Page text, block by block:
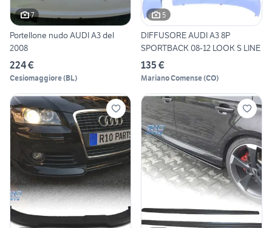
7
Portellone nudo AUDI A3 del
2008
224 €
Cesiomaggiore(BL)
5
DIFFUSORE AUDI A3 8P
SPORTBACK 08-12 LOOK S LINE
135 €
Mariano Comense(CO)